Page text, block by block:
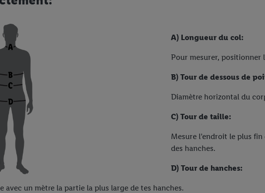
A) Longueur du col:
Pour mesurer, positionner
B) Tour de dessous de
Diamètre horizontal du
C) Tour de taille:
Mesure l’endroit le plus
des hanches.
D) Tour de hanches:
un mètre la partie la plus large de tes hanches.